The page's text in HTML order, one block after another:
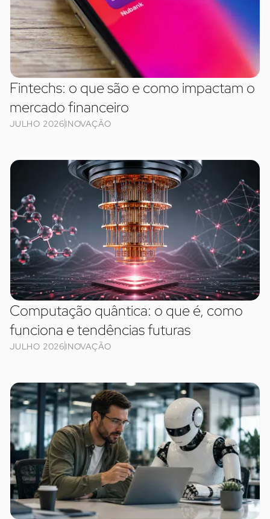
Fintechs: o que são e como impactam o
mercado financeiro
JULHO 2026INOVAÇÃO
Computação quântica: o que é, como
funciona e tendências futuras
JULHO 2026INOVAÇÃO